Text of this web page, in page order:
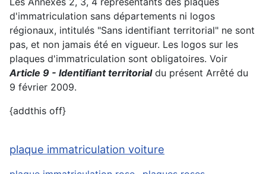
d'immatriculation sans départements ni logos
régionaux, intitulés "Sans identifiant territorial" ne sont
pas, et non jamais été en vigueur. Les logos sur les
plaques d'immatriculation sont obligatoires. Voir
Article 9 - Identifiant territorialdu présent Arrêté du
9 février 2009.
{addthis off}
plaque immatriculation voiture